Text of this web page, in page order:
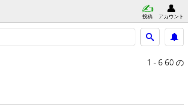
投稿 アカウント
1 - 6 60 の